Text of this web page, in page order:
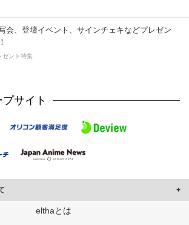
会、登壇イベント、サインチェキなどプレゼン
ゼント特集
サイト
を使用して、ユーザーに合わせたコンテンツや広告の
elthaとは